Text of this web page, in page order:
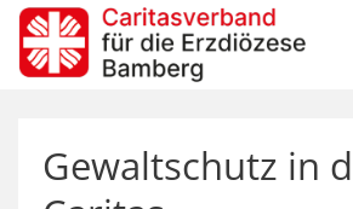
Zum Inhalt springen
Gewaltschutz in